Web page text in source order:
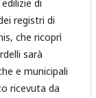
di
registri di
che ricoprì
sarà
e municipali
ricevuta da